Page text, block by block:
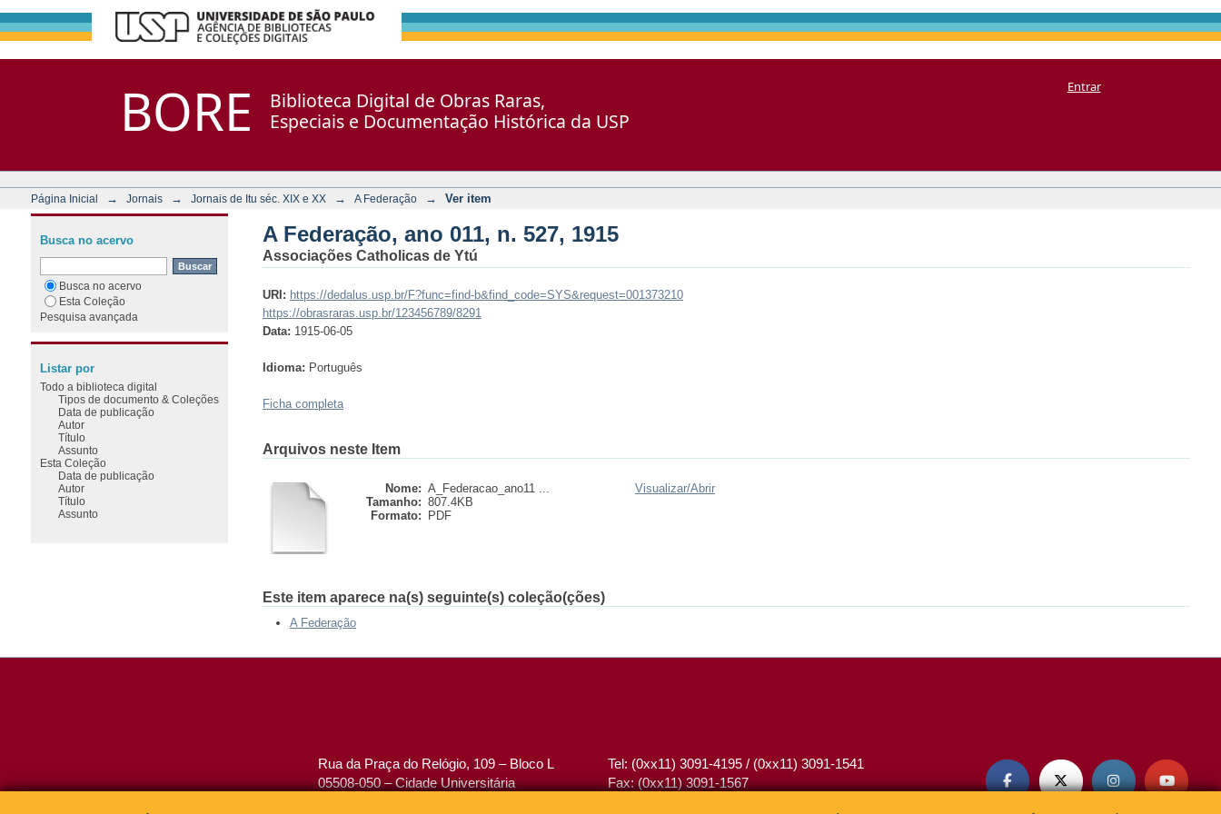
BORE
Biblioteca Digital de Obras Raras,
Especiais e Documentação Histórica da USP
Entrar
Página Inicial → Jornais → Jornais de Itu séc. XIX e XX → A Federação → Ver item
A Federação, ano 011, n. 527, 1915
Associações Catholicas de Ytú
URI: https://dedalus.usp.br/F?func=find-b&find_code=SYS&request=001373210
https://obrasraras.usp.br/123456789/8291
Data: 1915-06-05
Idioma: Português
Ficha completa
Arquivos neste Item
Nome: A_Federacao_ano11 ...
Tamanho: 807.4KB
Formato:
PDF
Visualizar/Abrir
Este item aparece na(s) seguinte(s) coleção(ções)
A Federação
Busca no acervo
Busca no acervo
Esta Coleção
Pesquisa avançada
Listar por
Todo a biblioteca digital
Tipos de documento & Coleções
Data de publicação
Autor
Título
Assunto
Esta Coleção
Data de publicação
Autor
Título
Assunto
Rua da Praça do Relógio, 109 – Bloco L
05508-050 – Cidade Universitária
Tel: (0xx11) 3091-4195 / (0xx11) 3091-1541
Fax: (0xx11) 3091-1567
   